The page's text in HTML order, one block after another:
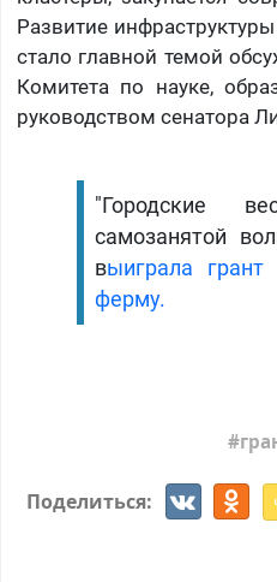
Развитие
стало главной темой
Комитета по науке,
руководством сенатора
"Городские
самозанятой
выиграла
ферму.
Поделиться: